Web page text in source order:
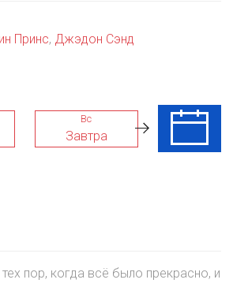
Принс, Джэдон Сэнд
Вс
Завтра
Пн
пор, когда всё было прекрасно, и